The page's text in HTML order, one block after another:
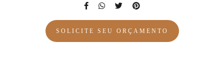
SOLICITE SEU ORÇAMENTO